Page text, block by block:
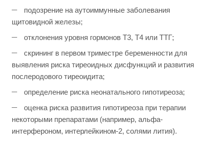
подозрение на аутоиммунные заболевания
щитовидной железы;
отклонения уровня гормонов Т3, Т4 или ТТГ;
скрининг в первом триместре беременности для
выявления риска тиреоидных дисфункций и развития
послеродового тиреоидита;
определение риска неонатального гипотиреоза;
оценка риска развития гипотиреоза при терапии
некоторыми препаратами (например, альфа-
интерфероном, интерлейкином-2, солями лития).